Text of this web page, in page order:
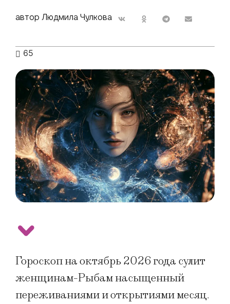
автор Людмила Чулкова
65
Гороскоп на октябрь 2026 года сулит
женщинам-Рыбам насыщенный
переживаниями и открытиями месяц.